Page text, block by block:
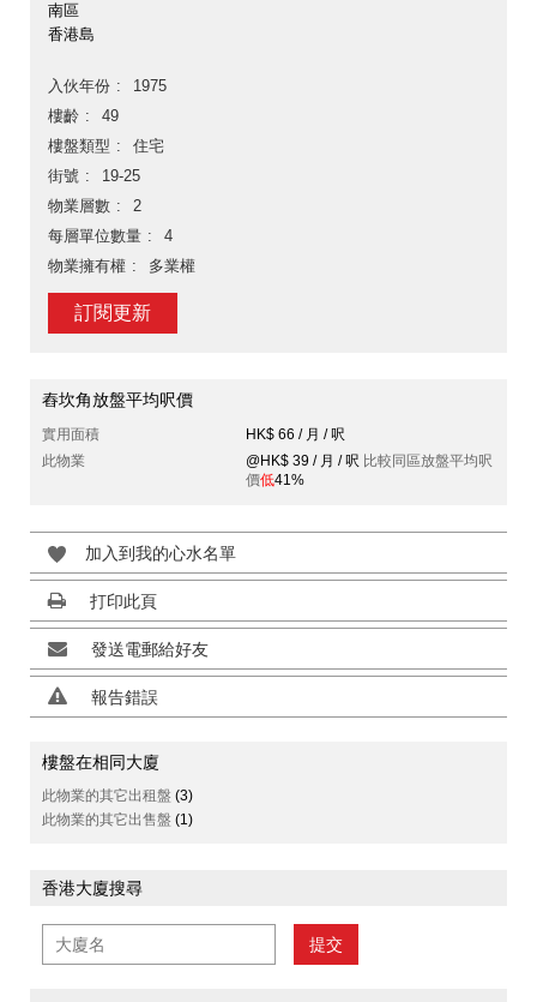
南區
香港島
入伙年份
1975
樓齡
49
樓盤類型
住宅
街號
19-25
物業層數
2
每層單位數量
4
物業擁有權
多業權
訂閱更新
舂坎角放盤平均呎價
實用面積
HK$ 66 / 月 / 呎
此物業
@HK$ 39 / 月 / 呎 比較同區放盤平均呎
價低41%
加入到我的心水名單
打印此頁
發送電郵給好友
報告錯誤
樓盤在相同大廈
此物業的其它出租盤 (3)
此物業的其它出售盤 (1)
香港大廈搜尋
提交